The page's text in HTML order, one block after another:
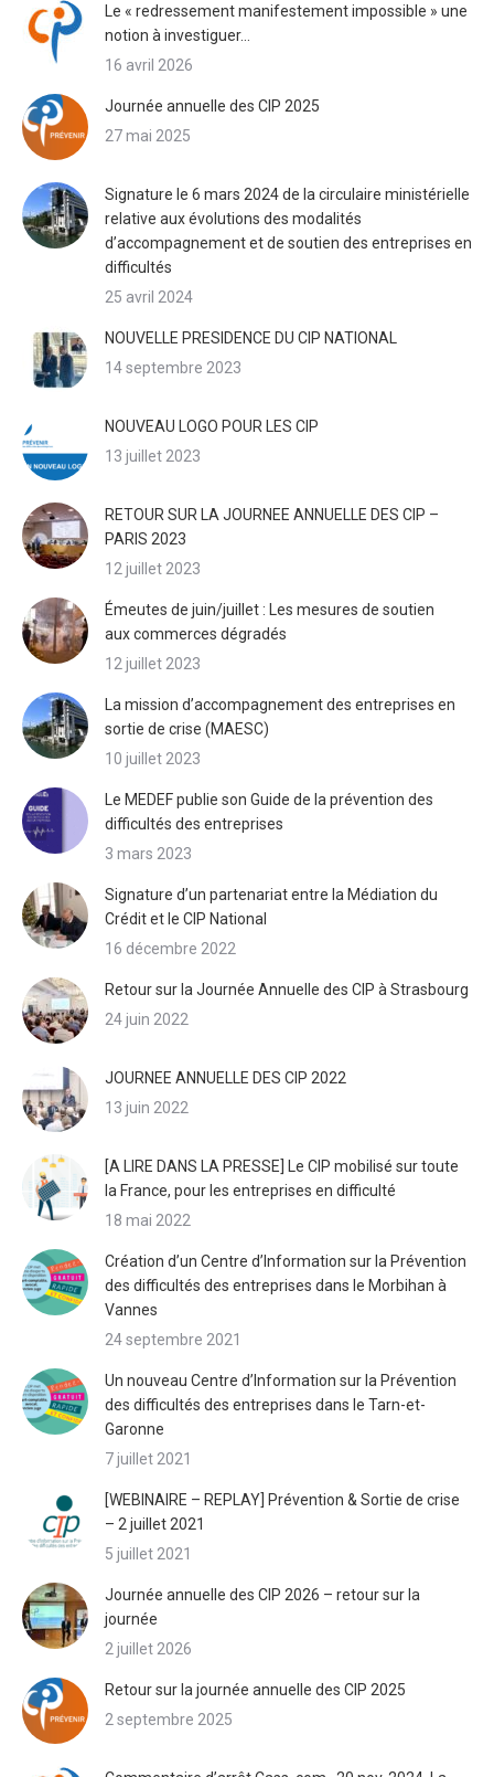
Le « redressement manifestement impossible » une
notion à investiguer…
16 avril 2026
Journée annuelle des CIP 2025
27 mai 2025
Signature le 6 mars 2024 de la circulaire ministérielle
relative aux évolutions des modalités
d’accompagnement et de soutien des entreprises en
difficultés
25 avril 2024
NOUVELLE PRESIDENCE DU CIP NATIONAL
14 septembre 2023
NOUVEAU LOGO POUR LES CIP
13 juillet 2023
RETOUR SUR LA JOURNEE ANNUELLE DES CIP –
PARIS 2023
12 juillet 2023
Émeutes de juin/juillet : Les mesures de soutien
aux commerces dégradés
12 juillet 2023
La mission d’accompagnement des entreprises en
sortie de crise (MAESC)
10 juillet 2023
Le MEDEF publie son Guide de la prévention des
difficultés des entreprises
3 mars 2023
Signature d’un partenariat entre la Médiation du
Crédit et le CIP National
16 décembre 2022
Retour sur la Journée Annuelle des CIP à Strasbourg
24 juin 2022
JOURNEE ANNUELLE DES CIP 2022
13 juin 2022
[A LIRE DANS LA PRESSE] Le CIP mobilisé sur toute
la France, pour les entreprises en difficulté
18 mai 2022
Création d’un Centre d’Information sur la Prévention
des difficultés des entreprises dans le Morbihan à
Vannes
24 septembre 2021
Un nouveau Centre d’Information sur la Prévention
des difficultés des entreprises dans le Tarn-et-
Garonne
7 juillet 2021
[WEBINAIRE – REPLAY] Prévention & Sortie de crise
– 2 juillet 2021
5 juillet 2021
Journée annuelle des CIP 2026 – retour sur la
journée
2 juillet 2026
Retour sur la journée annuelle des CIP 2025
2 septembre 2025